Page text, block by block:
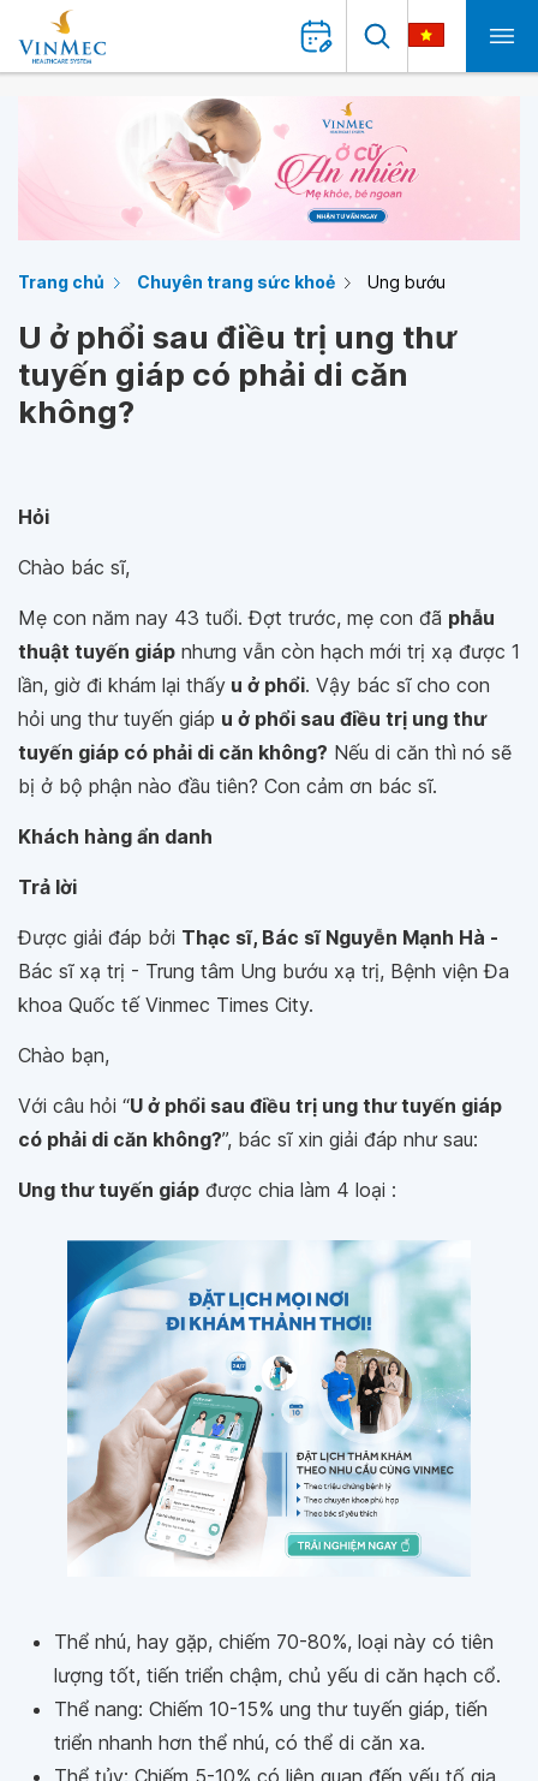
Trang chủ Chuyên trang sức khoẻ Ung bướu
U ở phổi sau điều trị ung thư
tuyến giáp có phải di căn
không?
Hỏi
Chào bác sĩ,
Mẹ con năm nay 43 tuổi. Đợt trước, mẹ con đã phẫu
thuật tuyến giáp nhưng vẫn còn hạch mới trị xạ được 1
lần, giờ đi khám lại thấy u ở phổi. Vậy bác sĩ cho con
hỏi ung thư tuyến giáp u ở phổi sau điều trị ung thư
tuyến giáp có phải di căn không? Nếu di căn thì nó sẽ
bị ở bộ phận nào đầu tiên? Con cảm ơn bác sĩ.
Khách hàng ẩn danh
Trả lời
Được giải đáp bởi Thạc sĩ, Bác sĩ Nguyễn Mạnh Hà -
Bác sĩ xạ trị - Trung tâm Ung bướu xạ trị, Bệnh viện Đa
khoa Quốc tế Vinmec Times City.
Chào bạn,
Với câu hỏi “U ở phổi sau điều trị ung thư tuyến giáp
có phải di căn không?”, bác sĩ xin giải đáp như sau:
Ung thư tuyến giáp được chia làm 4 loại :
Thể nhú, hay gặp, chiếm 70-80%, loại này có tiên
lượng tốt, tiến triển chậm, chủ yếu di căn hạch cổ.
Thể nang: Chiếm 10-15% ung thư tuyến giáp, tiến
triển nhanh hơn thể nhú, có thể di căn xa.
Thể tủy: Chiếm 5-10% có liên quan đến yếu tố gia